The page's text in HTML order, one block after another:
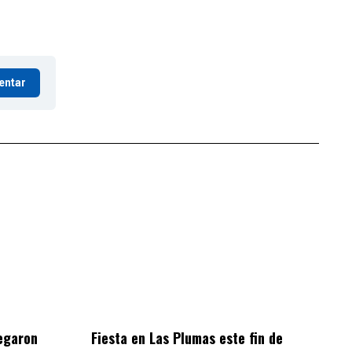
Fiesta en Las Plumas este fin de